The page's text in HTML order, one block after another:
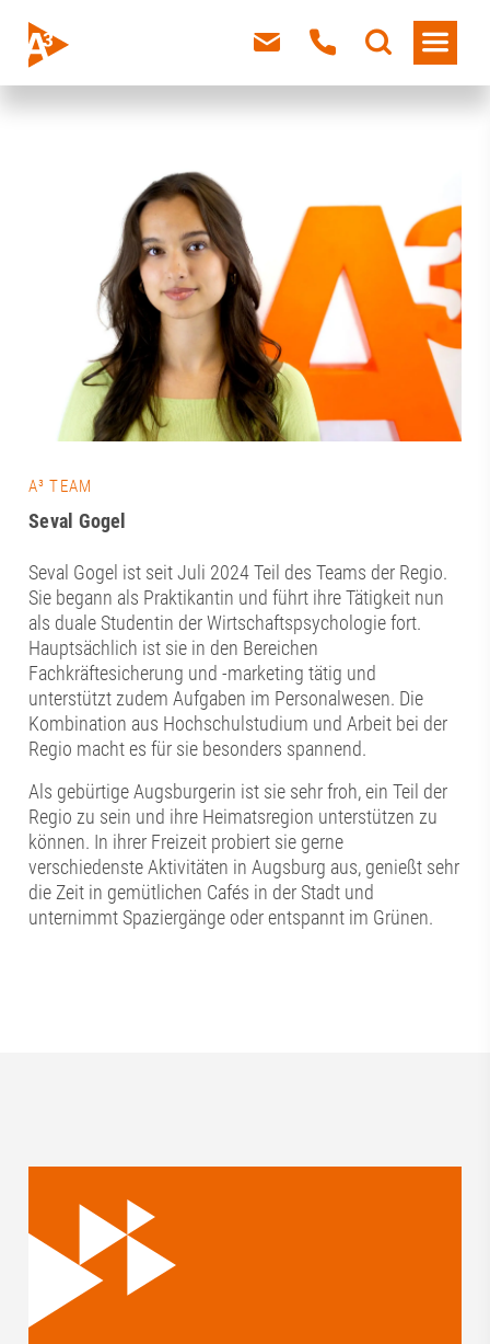
A³ TEAM
Seval Gogel
Seval Gogel ist seit Juli 2024 Teil des Teams der Regio.
Sie begann als Praktikantin und führt ihre Tätigkeit nun
als duale Studentin der Wirtschaftspsychologie fort.
Hauptsächlich ist sie in den Bereichen
Fachkräftesicherung und -marketing tätig und
unterstützt zudem Aufgaben im Personalwesen. Die
Kombination aus Hochschulstudium und Arbeit bei der
Regio macht es für sie besonders spannend.
Als gebürtige Augsburgerin ist sie sehr froh, ein Teil der
Regio zu sein und ihre Heimatsregion unterstützen zu
können. In ihrer Freizeit probiert sie gerne
verschiedenste Aktivitäten in Augsburg aus, genießt sehr
die Zeit in gemütlichen Cafés in der Stadt und
unternimmt Spaziergänge oder entspannt im Grünen.